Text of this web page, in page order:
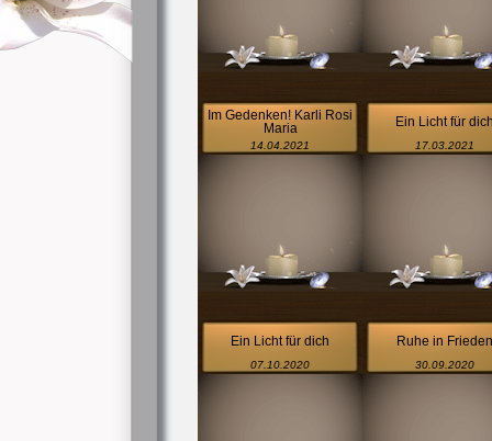
Im Gedenken! Karli Rosi
Maria
14.04.2021
Ein Licht für
17.03.2021
Ein Licht für dich
07.10.2020
Ruhe in Frieden
30.09.2020